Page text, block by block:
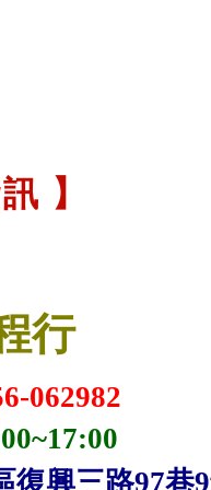
】
行
062982
復興三路97巷